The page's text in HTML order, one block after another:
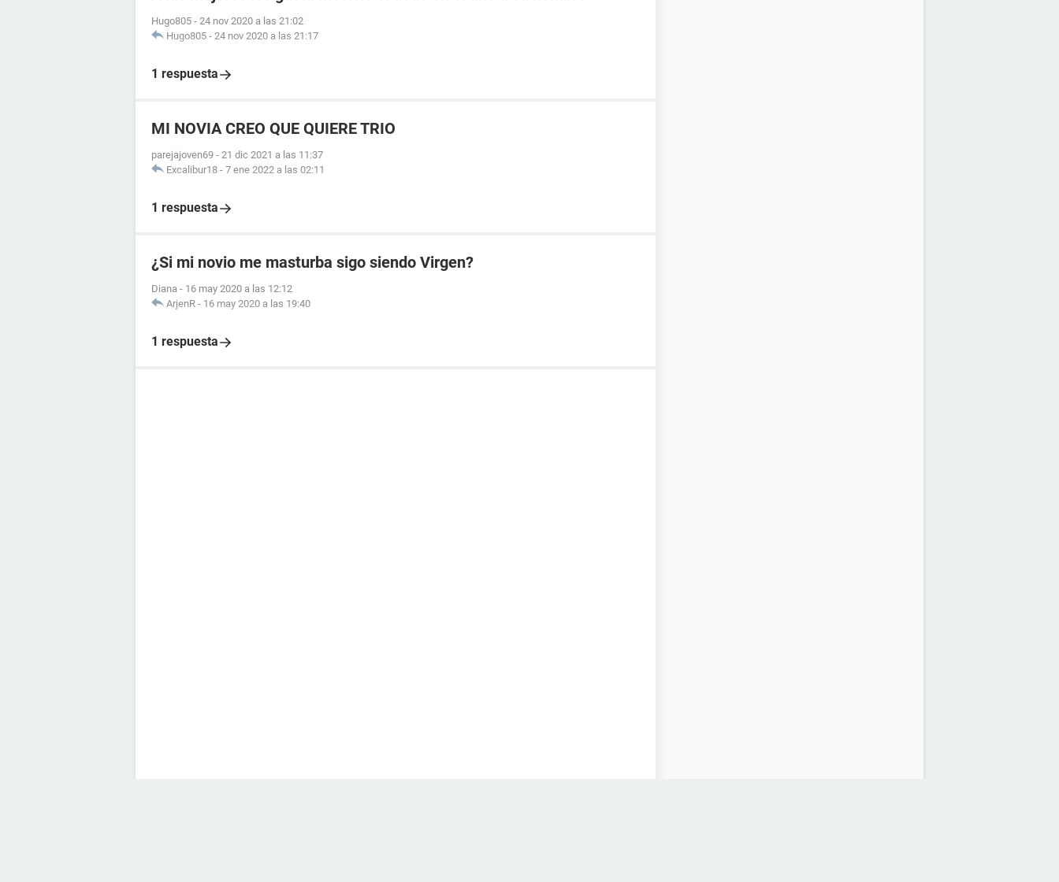
Hugo805 - 24 nov 2020 a las 21:02
Hugo805 - 24 nov 2020 a las 21:17
1 respuesta
MI NOVIA CREO QUE QUIERE TRIO
parejajoven69 - 21 dic 2021 a las 11:37
Excalibur18 - 7 ene 2022 a las 02:11
1 respuesta
¿Si mi novio me masturba sigo siendo Virgen?
Diana - 16 may 2020 a las 12:12
ArjenR - 16 may 2020 a las 19:40
1 respuesta